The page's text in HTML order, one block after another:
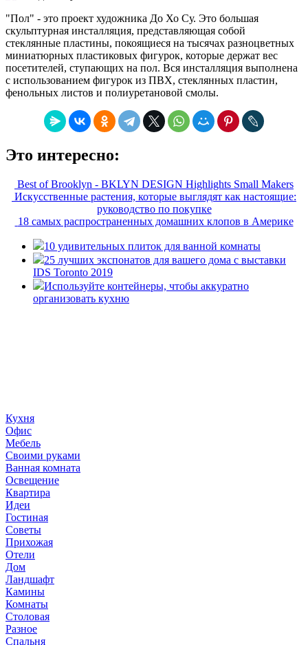
"Пол" - это проект художника До Хо Су. Это большая
скульптурная инсталляция, представляющая собой
стеклянные пластины, покоящиеся на тысячах разноцветных
миниатюрных пластиковых фигурок, которые держат вес
посетителей, ступающих на пол. Вся инсталляция выполнена
с использованием фигурок из ПВХ, стеклянных пластин,
фенольных листов и полиуретановой смолы.
Это интересно:
Best of Brooklyn - BKLYN DESIGN Highlights Small Makers
Искусственные растения, которые выглядят как настоящие:
руководство по покупке
18 самых распространенных домашних клопов в Америке
10 удивительных плиток для ванной комнаты
25 лучших экспонатов для вашего дома с выставки
IDS Toronto 2019
Используйте контейнеры, чтобы аккуратно
организовать кухню
Кухня
Офис
Мебель
Своими руками
Ванная комната
Освещение
Квартира
Идеи
Гостиная
Советы
Прихожая
Отели
Дом
Ландшафт
Камины
Комнаты
Столовая
Разное
Спальня